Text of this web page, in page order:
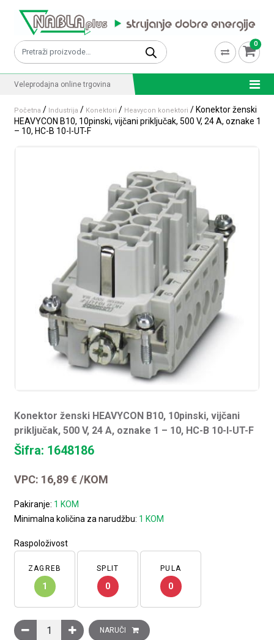
Pretraži: 0
Veleprodajna online trgovina
Početna / Industrija / Konektori / Heavycon konektori / Konektor ženski
HEAVYCON B10, 10pinski, vijčani priključak, 500 V, 24 A, oznake 1
– 10, HC-B 10-I-UT-F
Konektor ženski HEAVYCON B10, 10pinski, vijčani
priključak, 500 V, 24 A, oznake 1 – 10, HC-B 10-I-UT-F
Šifra: 1648186
VPC: 16,89€ /KOM
Pakiranje: 1 KOM
Minimalna količina za narudžbu: 1 KOM
Raspoloživost
ZAGREB
1
SPLIT
0
PULA
0
Konektor ženski HEAVYCON B10, 10pinski, vijčani priključak,
NARUČI